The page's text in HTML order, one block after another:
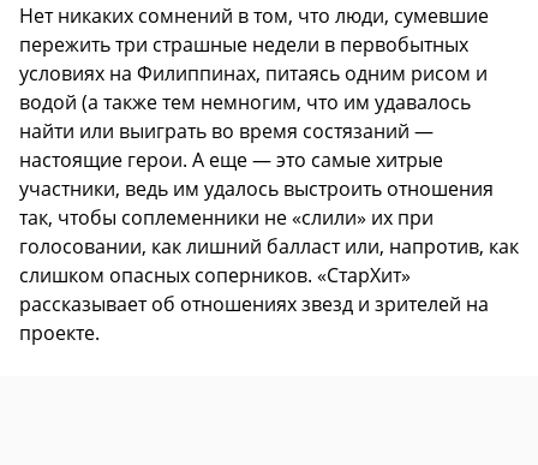
Нет никаких сомнений в том, что люди, сумевшие
пережить три страшные недели в первобытных
условиях на Филиппинах, питаясь одним рисом и
водой (а также тем немногим, что им удавалось
найти или выиграть во время состязаний —
настоящие герои. А еще — это самые хитрые
участники, ведь им удалось выстроить отношения
так, чтобы соплеменники не «слили» их при
голосовании, как лишний балласт или, напротив, как
слишком опасных соперников. «СтарХит»
рассказывает об отношениях звезд и зрителей на
проекте.